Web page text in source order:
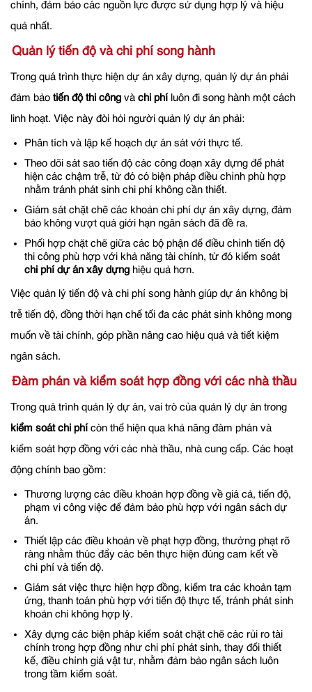
chính, đảm bảo các nguồn lực được sử dụng hợp lý và hiệu
quả nhất.
Quản lý tiến độ và chi phí song hành
Trong quá trình thực hiện dự án xây dựng, quản lý dự án phải
đảm bảo tiến độ thi công và chi phí luôn đi song hành một cách
linh hoạt. Việc này đòi hỏi người quản lý dự án phải:
Phân tích và lập kế hoạch dự án sát với thực tế.
Theo dõi sát sao tiến độ các công đoạn xây dựng để phát
hiện các chậm trễ, từ đó có biện pháp điều chỉnh phù hợp
nhằm tránh phát sinh chi phí không cần thiết.
Giám sát chặt chẽ các khoản chi phí dự án xây dựng, đảm
bảo không vượt quá giới hạn ngân sách đã đề ra.
Phối hợp chặt chẽ giữa các bộ phận để điều chỉnh tiến độ
thi công phù hợp với khả năng tài chính, từ đó kiểm soát
chi phí dự án xây dựng hiệu quả hơn.
Việc quản lý tiến độ và chi phí song hành giúp dự án không bị
trễ tiến độ, đồng thời hạn chế tối đa các phát sinh không mong
muốn về tài chính, góp phần nâng cao hiệu quả và tiết kiệm
ngân sách.
Đàm phán và kiểm soát hợp đồng với các nhà thầu
Trong quá trình quản lý dự án, vai trò của quản lý dự án trong
kiểm soát chi phí còn thể hiện qua khả năng đàm phán và
kiểm soát hợp đồng với các nhà thầu, nhà cung cấp. Các hoạt
động chính bao gồm:
Thương lượng các điều khoản hợp đồng về giá cả, tiến độ,
phạm vi công việc để đảm bảo phù hợp với ngân sách dự
án.
Thiết lập các điều khoản về phạt hợp đồng, thưởng phạt rõ
ràng nhằm thúc đẩy các bên thực hiện đúng cam kết về
chi phí và tiến độ.
Giám sát việc thực hiện hợp đồng, kiểm tra các khoản tạm
ứng, thanh toán phù hợp với tiến độ thực tế, tránh phát sinh
khoản chi không hợp lý.
Xây dựng các biện pháp kiểm soát chặt chẽ các rủi ro tài
chính trong hợp đồng như chi phí phát sinh, thay đổi thiết
kế, điều chỉnh giá vật tư, nhằm đảm bảo ngân sách luôn
trong tầm kiểm soát.